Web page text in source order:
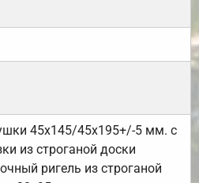
45х145/45х195+/-5 мм. с
из строганой доски
ригель из строганой